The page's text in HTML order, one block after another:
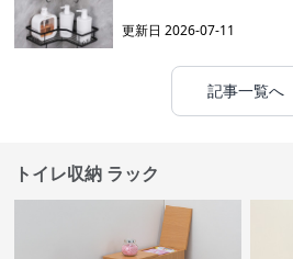
更新日2026-07-11
記事一覧へ
トイレ収納 ラック